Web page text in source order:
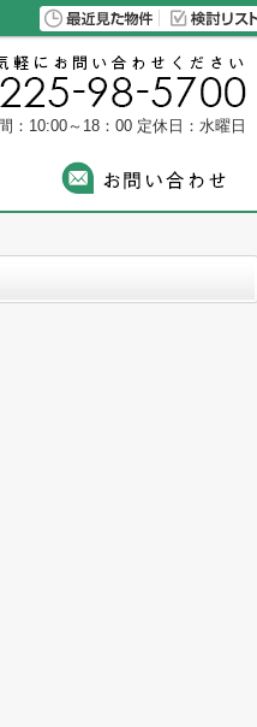
：10:00～18：00 定休日：水曜日